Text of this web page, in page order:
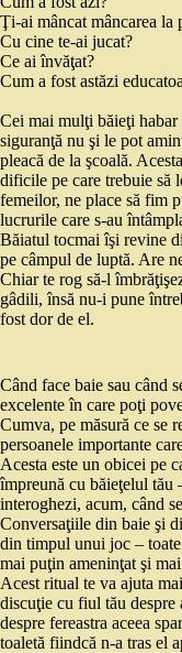
Ţi‑ai mâncat mâncarea la
Cu cine te‑ai jucat?
Ce ai învăţat?
Cum a fost astăzi
Cei mai mulţi băieţi habar
siguranţă nu şi le pot
pleacă de la şcoală.
dificile pe care trebuie să
femeilor, ne place să fim
lucrurile care s‑au
Băiatul tocmai îşi revine
pe câmpul de luptă. Are
Chiar te rog să‑l
gâdili, însă nu‑i pune
fost dor de el.
Când face baie sau când
excelente în care poţi
Cumva, pe măsură ce se
persoanele importante
Acesta este un obicei pe
împreună cu băieţelul tău
interoghezi, acum, când
Conversaţiile din baie şi
din timpul unui joc – toate
mai puţin ameninţat şi
Acest ritual te va ajuta
discuţie cu fiul tău despre
despre fereastra aceea
toaletă fiindcă n‑a tras el